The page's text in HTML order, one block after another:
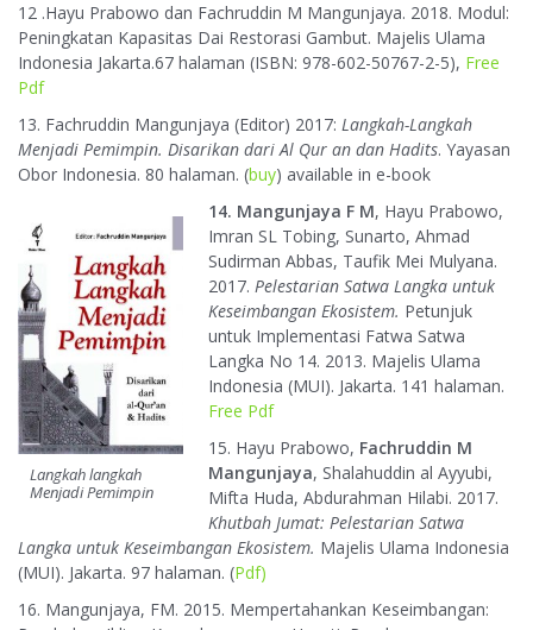
12 .Hayu Prabowo dan Fachruddin M Mangunjaya. 2018. Modul:
Peningkatan Kapasitas Dai Restorasi Gambut. Majelis Ulama
Indonesia Jakarta.67 halaman (ISBN: 978-602-50767-2-5), Free
Pdf
13. Fachruddin Mangunjaya (Editor) 2017: Langkah-Langkah
Menjadi Pemimpin. Disarikan dari Al Qur an dan Hadits. Yayasan
Obor Indonesia. 80 halaman. (buy) available in e-book
Langkah langkah
Menjadi Pemimpin
14. Mangunjaya F M, Hayu Prabowo,
Imran SL Tobing, Sunarto, Ahmad
Sudirman Abbas, Taufik Mei Mulyana.
2017. Pelestarian Satwa Langka untuk
Keseimbangan Ekosistem. Petunjuk
untuk Implementasi Fatwa Satwa
Langka No 14. 2013. Majelis Ulama
Indonesia (MUI). Jakarta. 141 halaman.
Free Pdf
15. Hayu Prabowo, Fachruddin M
Mangunjaya, Shalahuddin al Ayyubi,
Mifta Huda, Abdurahman Hilabi. 2017.
Khutbah Jumat: Pelestarian Satwa
Langka untuk Keseimbangan Ekosistem. Majelis Ulama Indonesia
(MUI). Jakarta. 97 halaman. (Pdf)
16. Mangunjaya, FM. 2015. Mempertahankan Keseimbangan: